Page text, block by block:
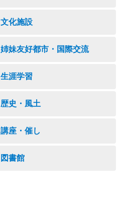
文化施設
姉妹友好都市・国際交流
生涯学習
歴史・風土
講座・催し
図書館